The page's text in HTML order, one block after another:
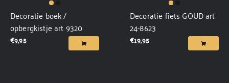
Decoratie boek /
opbergkistje art 9320
€9,95
Decoratie fiets GOUD art
24-8623
€19,95